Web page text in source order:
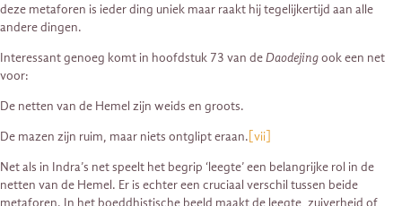
deze metaforen is ieder ding uniek maar raakt hij tegelijkertijd aan alle
andere dingen.
Interessant genoeg komt in hoofdstuk 73 van deDaodejingook een net
voor:
De netten van de Hemel zijn weids en groots.
De mazen zijn ruim, maar niets ontglipt eraan. [vii]
Net als in Indra’s net speelt het begrip ‘leegte’ een belangrijke rol in de
netten van de Hemel. Er is echter een cruciaal verschil tussen beide
metaforen. In het boeddhistische beeld maakt de leegte, zuiverheid of